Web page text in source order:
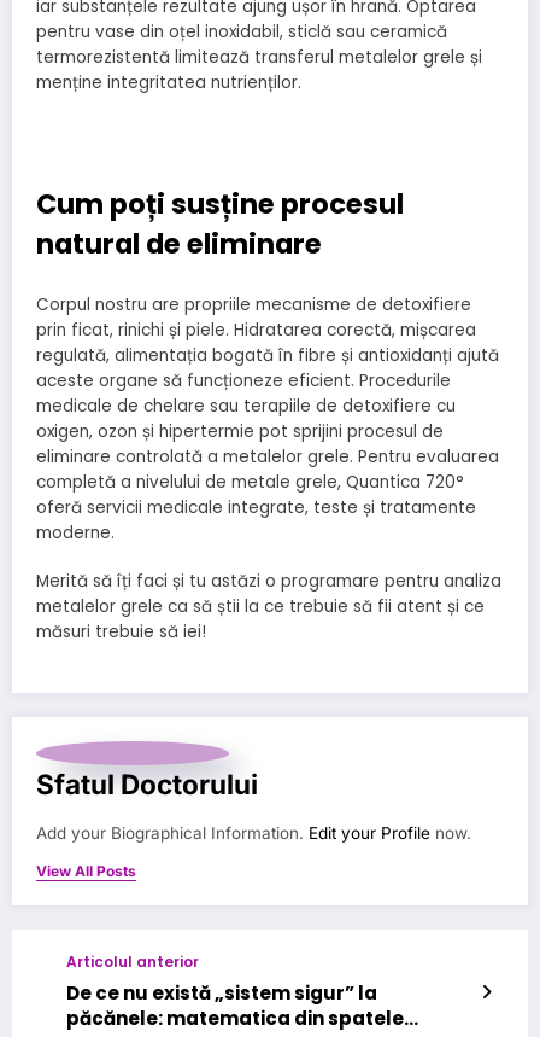
iar substanțele rezultate ajung ușor în hrană. Optarea
pentru vase din oțel inoxidabil, sticlă sau ceramică
termorezistentă limitează transferul metalelor grele și
menține integritatea nutrienților.
Cum poți susține procesul
natural de eliminare
Corpul nostru are propriile mecanisme de detoxifiere
prin ficat, rinichi și piele. Hidratarea corectă, mișcarea
regulată, alimentația bogată în fibre și antioxidanți ajută
aceste organe să funcționeze eficient. Procedurile
medicale de chelare sau terapiile de detoxifiere cu
oxigen, ozon și hipertermie pot sprijini procesul de
eliminare controlată a metalelor grele. Pentru evaluarea
completă a nivelului de metale grele, Quantica 720°
oferă servicii medicale integrate, teste și tratamente
moderne.
Merită să îți faci și tu astăzi o programare pentru analiza
metalelor grele ca să știi la ce trebuie să fii atent și ce
măsuri trebuie să iei!
Sfatul Doctorului
Add your Biographical Information. Edit your Profile now.
View All Posts
Articolul anterior
De ce nu există „sistem sigur” la
păcănele: matematica din spatele